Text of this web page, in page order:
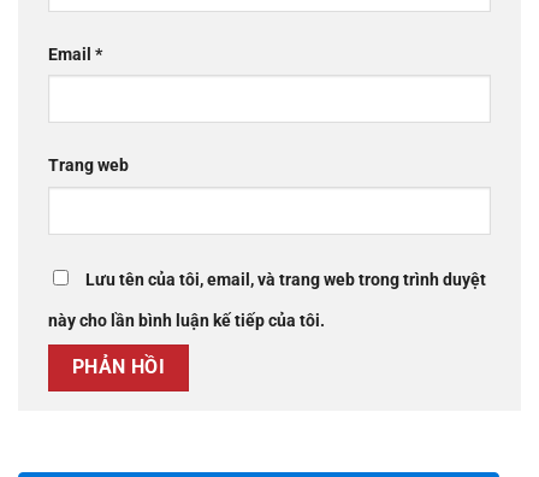
Email *
Trang web
Lưu tên của tôi, email, và trang web trong trình duyệt
này cho lần bình luận kế tiếp của tôi.